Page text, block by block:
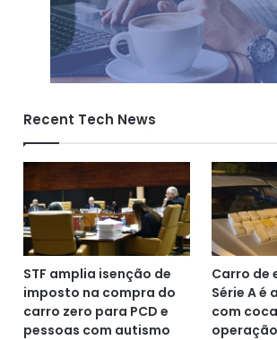
Recent Tech News
STF amplia isenção de
imposto na compra do
carro zero para PCD e
pessoas com autismo
Carro de
Série A é
com
operação